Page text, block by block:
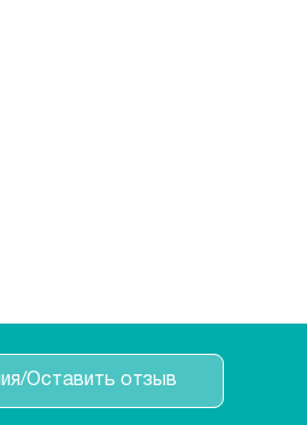
Оставить отзыв